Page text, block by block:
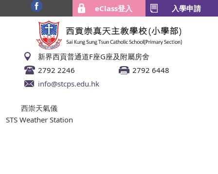
eClass登入 入學申請
新界西貢普通道F座G座及附屬房舍
2792 2246
2792 6448
info@stcps.edu.hk
西崇天氣儀
STS Weather Station